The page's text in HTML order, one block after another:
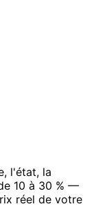
l'état, la
10 à 30 % —
réel de votre